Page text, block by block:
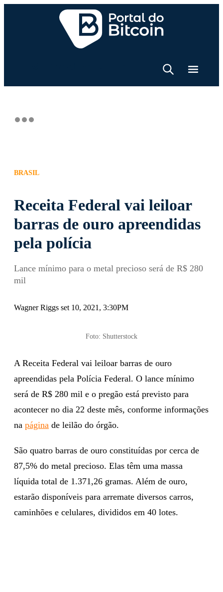
Receita Federal vai leiloar
barras de ouro apreendidas
pela polícia
A Receita Federal vai leiloar barras de ouro
apreendidas pela Polícia Federal. O lance mínimo
será de R$ 280 mil e o pregão está previsto para
acontecer no dia 22 deste mês, conforme informações
na
página de leilão do órgão.
São quatro barras de ouro constituídas por cerca de
87,5% do metal precioso. Elas têm uma massa
líquida total de 1.371,26 gramas. Além de ouro,
estarão disponíveis para arremate diversos carros,